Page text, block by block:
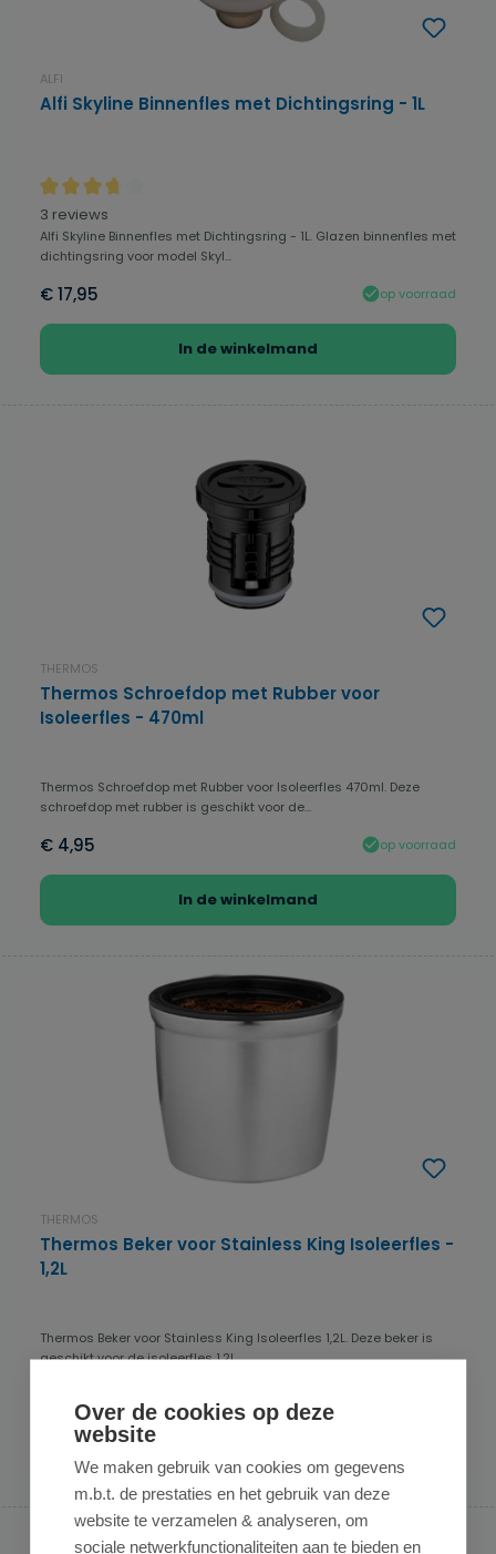
ALFI
Alfi Skyline Binnenfles met Dichtingsring - 1L
Gemiddelde waardering van 3.67 van 5 sterren
3 reviews
Alfi Skyline Binnenfles met Dichtingsring - 1L. Glazen binnenfles met
dichtingsring voor model Skyl...
€ 17,95 op voorraad
In de winkelmand
THERMOS
Thermos Schroefdop met Rubber voor
Isoleerfles - 470ml
Thermos Schroefdop met Rubber voor Isoleerfles 470ml. Deze
schroefdop met rubber is geschikt voor de...
€ 4,95 op voorraad
In de winkelmand
THERMOS
Thermos Beker voor Stainless King Isoleerfles -
1,2L
Thermos Beker voor Stainless King Isoleerfles 1,2L. Deze beker is
geschikt voor de isoleerfles 1,2L ...
Over de cookies op deze
website
We maken gebruik van cookies om gegevens
m.b.t. de prestaties en het gebruik van deze
website te verzamelen & analyseren, om
sociale netwerkfunctionaliteiten aan te bieden en